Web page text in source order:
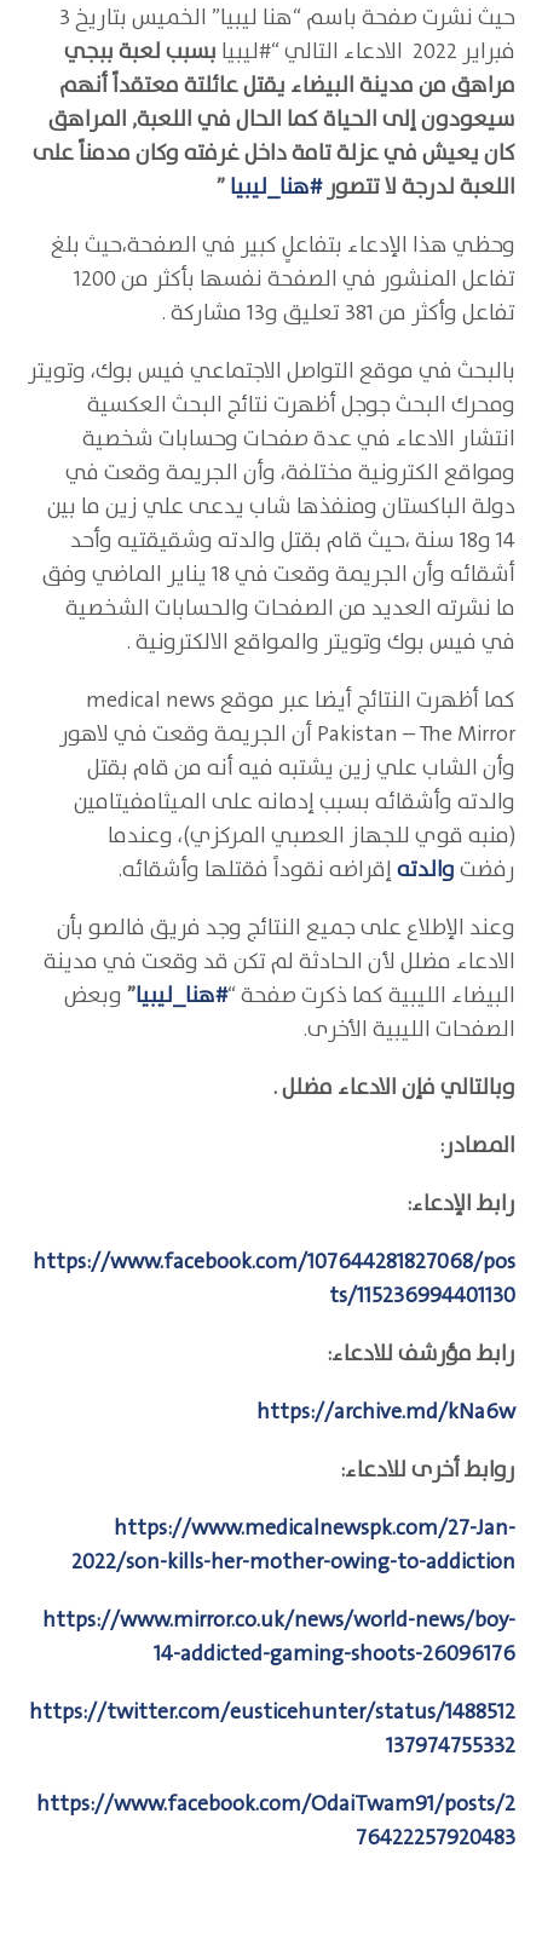
حيث نشرت صفحة باسم “هنا ليبيا” الخميس بتاريخ 3
فبراير 2022 الادعاء التالي “#ليبيا
بسبب لعبة ببجي
مراهق من مدينة البيضاء يقتل عائلتة معتقداً أنهم
سيعودون إلى الحياة كما الحال في اللعبة٫ المراهق
كان يعيش في عزلة تامة داخل غرفته وكان مدمناً على
اللعبة لدرجة لا تتصور#هنا_ليبيا”
وحظي هذا الإدعاء بتفاعلٍ كبير في الصفحة،حيث بلغ
تفاعل المنشور في الصفحة نفسها بأكثر من 1200
تفاعل وأكثر من 381 تعليق و13 مشاركة .
بالبحث في موقع التواصل الاجتماعي فيس بوك، وتويتر
ومحرك البحث جوجل أظهرت نتائج البحث العكسية
انتشار الادعاء في عدة صفحات وحسابات شخصية
ومواقع الكترونية مختلفة، وأن الجريمة وقعت في
دولة الباكستان ومنفذها شاب يدعى علي زين ما بين
14 و18 سنة ،حيث قام بقتل والدته وشقيقتيه وأحد
أشقائه وأن الجريمة وقعت في 18 يناير الماضي وفق
ما نشرته العديد من الصفحات والحسابات الشخصية
في فيس بوك وتويتر والمواقع الالكترونية .
كما أظهرت النتائج أيضا عبر موقع medical news
Pakistan – The Mirror أن الجريمة وقعت في لاهور
وأن الشاب علي زين يشتبه فيه أنه من قام بقتل
والدته وأشقائه بسبب إدمانه على الميثامفيتامين
(منبه قوي للجهاز العصبي المركزي)، وعندما
رفضتوالدتهإقراضه نقوداً فقتلها وأشقائه.
وعند الإطلاع على جميع النتائج وجد فريق فالصو بأن
الادعاء مضلل لأن الحادثة لم تكن قد وقعت في مدينة
البيضاء الليبية كما ذكرت صفحة “#هنا_ليبيا” وبعض
الصفحات الليبية الأخرى.
وبالتالي فإن الادعاء مضلل .
المصادر:
رابط الإدعاء:
https://www.facebook.com/107644281827068/pos
ts/115236994401130
رابط مؤرشف للادعاء:
https://archive.md/kNa6w
روابط أخرى للادعاء:
https://www.medicalnewspk.com/27-Jan-
2022/son-kills-her-mother-owing-to-addiction
https://www.mirror.co.uk/news/world-news/boy-
14-addicted-gaming-shoots-26096176
https://twitter.com/eusticehunter/status/1488512
137974755332
https://www.facebook.com/OdaiTwam91/posts/2
76422257920483